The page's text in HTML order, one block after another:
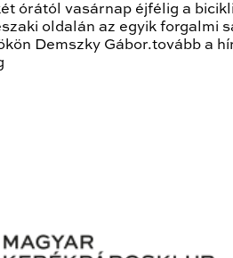
órától vasárnap éjfélig a
oldalán az egyik forgalmi
Demszky Gábor.tovább a